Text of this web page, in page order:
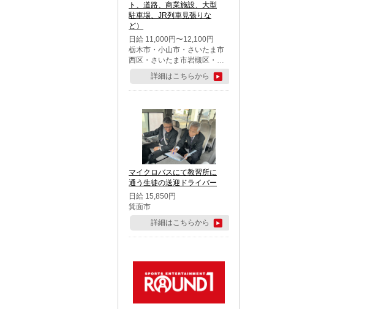
ト、道路、商業施設、大型
駐車場、JR列車見張りな
ど）
日給 11,000円〜12,100円
栃木市・小山市・さいたま市
西区・さいたま市岩槻区・久
喜市・蓮田市
詳細はこちらから
マイクロバスにて教習所に
通う生徒の送迎ドライバー
日給 15,850円
箕面市
詳細はこちらから